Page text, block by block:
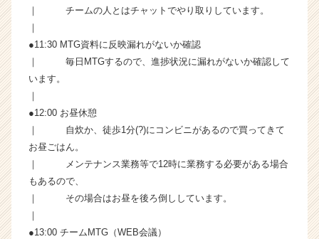
サ
チ
ア
ア
e
r
a
｜ チームの人とはチャットでやり取りしています。
｜
●11:30 MTG資料に反映漏れがないか確認
｜ 毎日MTGするので、進捗状況に漏れがないか確認して
います。
｜
●12:00 お昼休憩
｜ 自炊か、徒歩1分(?)にコンビニがあるので買ってきて
お昼ごはん。
｜ メンテナンス業務等で12時に業務する必要がある場合
もあるので、
｜ その場合はお昼を後ろ倒ししています。
｜
●13:00 チームMTG（WEB会議）